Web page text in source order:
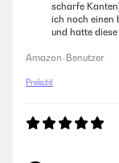
scharfe
ich noch einen
und hatte
Amazon-Benutzer
Preložiť